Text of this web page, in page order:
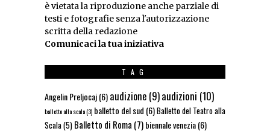
è vietata la riproduzione anche parziale di
testi e fotografie senza l'autorizzazione
scritta della redazione
Comunicaci la tua iniziativa
TAG
Angelin Preljocaj(6)audizione (9)audizioni (10)
balletto alla scala(3) balletto del sud (6)Balletto del Teatro alla
Scala(5) Balletto di Roma (7)biennale venezia(6)